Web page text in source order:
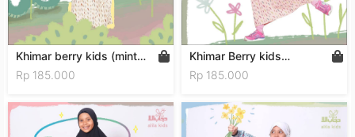
Khimar berry kids (mint
orange)
Rp 185.000
Khimar Berry kids
(Orange – lilac)
Rp 185.000